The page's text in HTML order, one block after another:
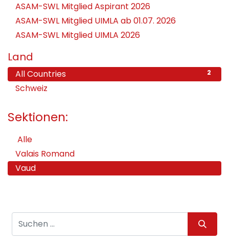
ASAM-SWL Mitglied Aspirant 2026
ASAM-SWL Mitglied UIMLA ab 01.07. 2026
ASAM-SWL Mitglied UIMLA 2026
Land
All Countries 2
Schweiz
Sektionen:
Alle
Valais Romand
Vaud